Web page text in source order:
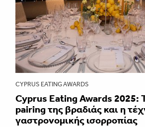
CYPRUS EATING AWARDS
Cyprus Eating Awards 2025:
pairing της βραδιάς και η
γαστρονομικής ισορροπίας